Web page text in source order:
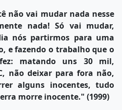
não vai mudar nada nesse
nada! Só vai mudar,
nós partirmos para uma
e fazendo o trabalho que o
matando uns 30 mil,
não deixar para fora não,
alguns inocentes, tudo
morre inocente." (1999)